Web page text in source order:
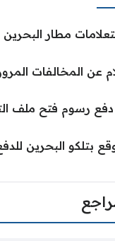
مطار البحرين
عن المخالفات
رسوم فتح ملف
بتلكو البحرين